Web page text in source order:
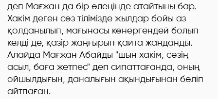
деп Мағжан да бір өлеңінде атайтыны бар.
Хакім деген сөз тілімізде жылдар бойы аз
қолданылып, мағынасы көнергендей болып
келді де, қазір жаңғырып қайта жанданды.
Алайда Мағжан Абайды "шын хакім, сөзің
асыл, баға жетпес" деп сипаттағанда, оның
ойшылдығын, даналығын ақындығынан бөліп
айтпаған.